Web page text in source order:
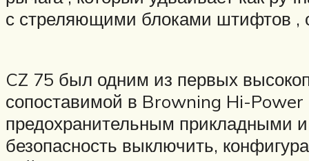
с стреляющими блоками штифтов ,
CZ 75 был одним из первых
сопоставимой в Browning Hi-Power
предохранительным прикладными
безопасность выключить,